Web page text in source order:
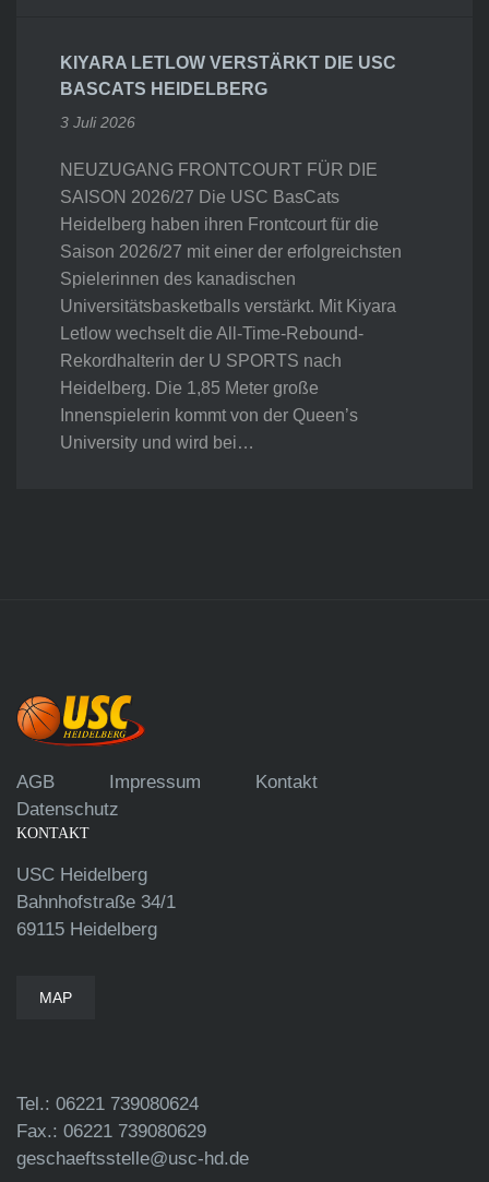
KIYARA LETLOW VERSTÄRKT DIE USC
BASCATS HEIDELBERG
3 Juli 2026
NEUZUGANG FRONTCOURT FÜR DIE
SAISON 2026/27 Die USC BasCats
Heidelberg haben ihren Frontcourt für die
Saison 2026/27 mit einer der erfolgreichsten
Spielerinnen des kanadischen
Universitätsbasketballs verstärkt. Mit Kiyara
Letlow wechselt die All-Time-Rebound-
Rekordhalterin der U SPORTS nach
Heidelberg. Die 1,85 Meter große
Innenspielerin kommt von der Queen’s
University und wird bei…
AGB Impressum
Kontakt
Datenschutz
KONTAKT
USC Heidelberg
Bahnhofstraße 34/1
69115 Heidelberg
MAP
Tel.: 06221 739080624
Fax.: 06221 739080629
geschaeftsstelle@usc-hd.de